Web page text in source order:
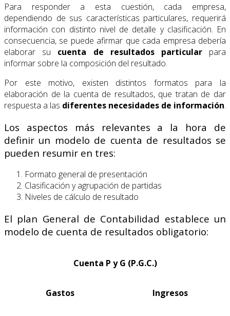
Para responder a esta cuestión, cada empresa,
dependiendo de sus características particulares, requerirá
información con distinto nivel de detalle y clasificación. En
consecuencia, se puede afirmar que cada empresa debería
elaborar su cuenta de resultados particularpara
informar sobre la composición del resultado.
Por este motivo, existen distintos formatos para la
elaboración de la cuenta de resultados, que tratan de dar
respuesta a las diferentes necesidades de información.
Los aspectos más relevantes a la hora de
definir un modelo de cuenta de resultados se
pueden resumir en tres:
Formato general de presentación
Clasificación y agrupación de partidas
Niveles de cálculo de resultado
El plan General de Contabilidad establece un
modelo de cuenta de resultados obligatorio:
Cuenta P y G (P.G.C.)
Gastos Ingresos